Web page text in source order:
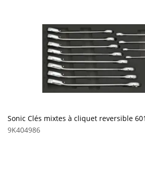
Sonic Clés mixtes à cliquet reversible
9K404986